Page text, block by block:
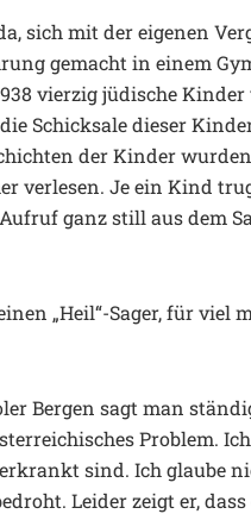
sich mit der eigenen
gemacht in einem
vierzig jüdische
Schicksale dieser
der Kinder
verlesen. Je ein Kind
ganz still aus dem
„Heil“-Sager, für
Bergen sagt man
Problem.
sind. Ich glaube
Leider zeigt er,